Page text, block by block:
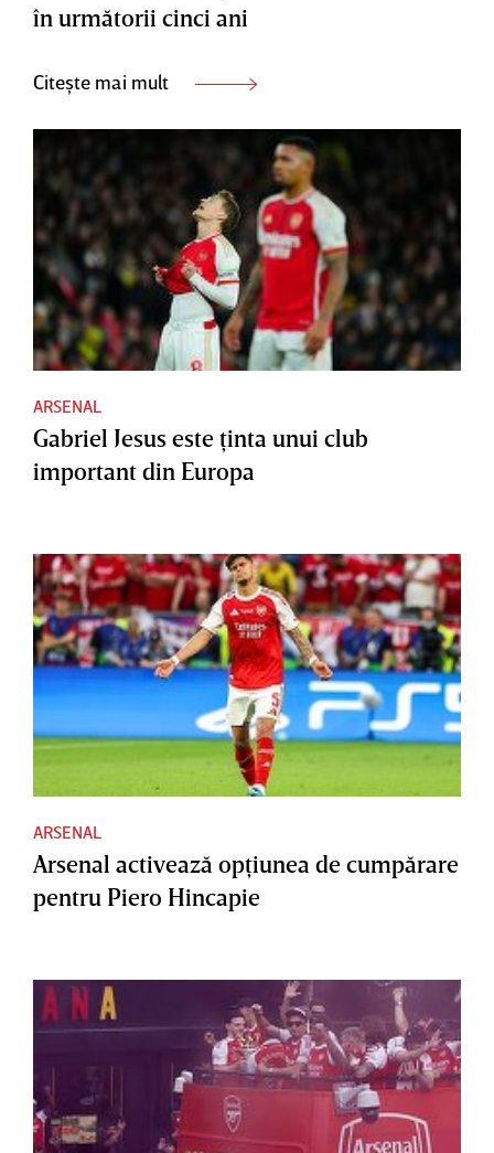
în următorii cinci ani
Citește mai mult
ARSENAL
Gabriel Jesus este ţinta unui club
important din Europa
ARSENAL
Arsenal activează opţiunea de cumpărare
pentru Piero Hincapie